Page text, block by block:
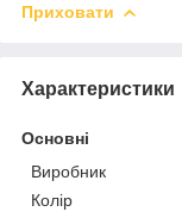
Приховати
Характеристики
Основні
Виробник
Колір